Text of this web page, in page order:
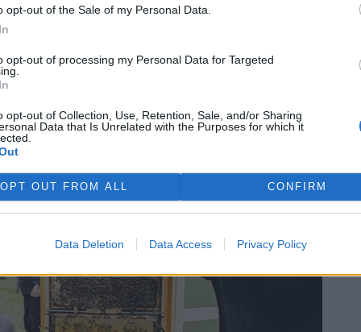
opt-out of the Sale of my Personal Data.
opt-out of processing my Personal Data for Targeted
opt-out of Collection, Use, Retention, Sale, and/or Sharing
Data that Is Unrelated with the Purposes for which it
OPT OUT FROM ALL CONFIRM
Data Deletion Data Access Privacy Policy
aby nevznikly jen z prvotního nadšení, ale aby za
a odpovědností. Komunitní chov může krásně
začátku. Stejně jako u zahrady obecně platí, že nejde
to dlouhodobě a dobře starat.